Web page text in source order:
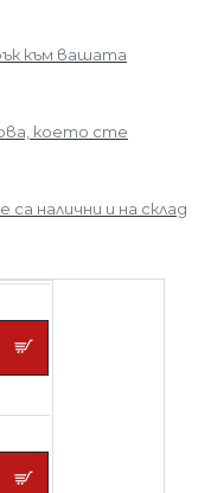
към вашата
което сте
налични и на склад